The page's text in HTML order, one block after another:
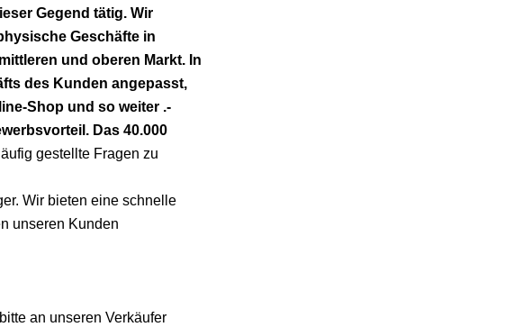
Gegend tätig. Wir
Geschäfte in
und oberen Markt. In
des Kunden angepasst,
Shop und so weiter .-
Das 40.000
gestellte Fragen zu
Wir bieten eine schnelle
unseren Kunden
an unseren Verkäufer